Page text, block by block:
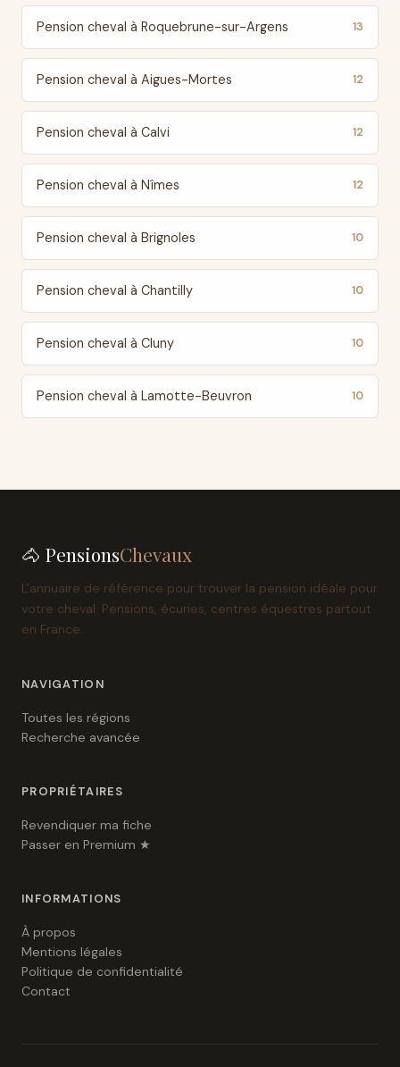
Pension cheval à Roquebrune-sur-Argens 13
Pension cheval à Aigues-Mortes 12
Pension cheval à Calvi 12
Pension cheval à Nîmes 12
Pension cheval à Brignoles 10
Pension cheval à Chantilly 10
Pension cheval à Cluny 10
Pension cheval à Lamotte-Beuvron 10
🐴 PensionsChevaux
L'annuaire de référence pour trouver la pension idéale pour
votre cheval. Pensions, écuries, centres équestres partout
en France.
NAVIGATION
Toutes les régions
Recherche avancée
PROPRIÉTAIRES
Revendiquer ma fiche
Passer en Premium ★
INFORMATIONS
À propos
Mentions légales
Politique de confidentialité
Contact